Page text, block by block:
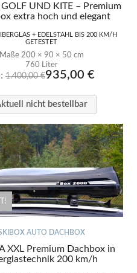
GOLF UND KITE – Premium
extra hoch und elegant
+ EDELSTAHL BIS 200 KM/H
GETESTET
Maße 200 × 90 × 50 cm
760 Liter
1.400,00€935,00 €
nicht bestellbar
AUTO DACHBOX
XXL Premium Dachbox in
200 km/h